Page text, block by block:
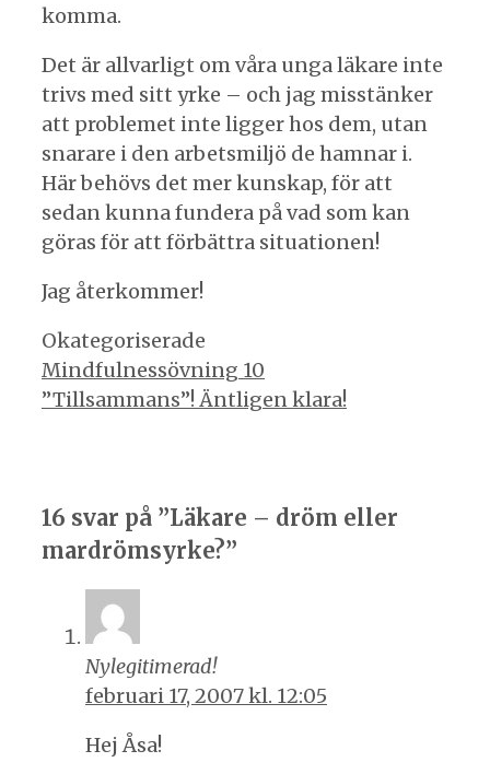
komma.
Det är allvarligt om våra unga läkare inte
trivs med sitt yrke – och jag misstänker
att problemet inte ligger hos dem, utan
snarare i den arbetsmiljö de hamnar i.
Här behövs det mer kunskap, för att
sedan kunna fundera på vad som kan
göras för att förbättra situationen!
Jag återkommer!
Kategorier
Okategoriserade
Inläggsnavigering
Mindfulnessövning 10
”Tillsammans”! Äntligen klara!
16 svar på ”Läkare – dröm eller
mardrömsyrke?”
Nylegitimerad!
februari 17, 2007 kl. 12:05
Hej Åsa!